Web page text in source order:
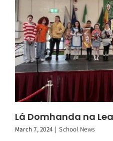
Lá Domhanda na
March 7, 2024 | School News